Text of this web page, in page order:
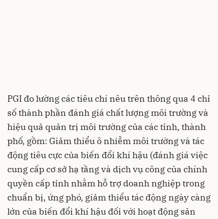
PGI đo lường các tiêu chí nêu trên thông qua 4 chỉ
số thành phần đánh giá chất lượng môi trường và
hiệu quả quản trị môi trường của các tỉnh, thành
phố, gồm: Giảm thiểu ô nhiễm môi trường và tác
động tiêu cực của biến đổi khí hậu (đánh giá việc
cung cấp cơ sở hạ tầng và dịch vụ công của chính
quyền cấp tỉnh nhằm hỗ trợ doanh nghiệp trong
chuẩn bị, ứng phó, giảm thiểu tác động ngày càng
lớn của biến đổi khí hậu đối với hoạt động sản